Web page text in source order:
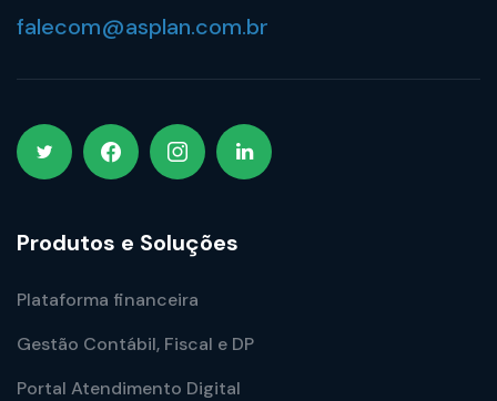
falecom@asplan.com.br
Produtos e Soluções
Plataforma financeira
Gestão Contábil, Fiscal e DP
Portal Atendimento Digital